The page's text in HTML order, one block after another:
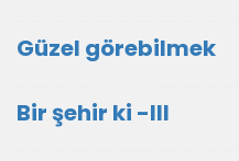
Güzel görebilmek
Bir şehir ki -III